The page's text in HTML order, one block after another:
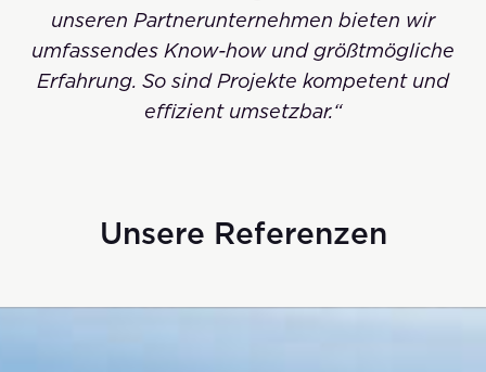
unseren Partnerunternehmen bieten wir
umfassendes Know-how und größtmögliche
Erfahrung. So sind Projekte kompetent und
effizient umsetzbar.“
Unsere Referenzen